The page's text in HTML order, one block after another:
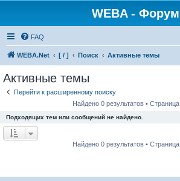
WEBA - Форум
FAQ
WEBA.Net [ / ] Поиск Активные темы
Активные темы
Перейти к расширенному поиску
Найдено 0 результатов • Страница
Подходящих тем или сообщений не найдено.
Найдено 0 результатов • Страница